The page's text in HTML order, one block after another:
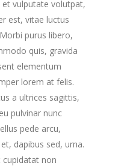
vulputate volutpat,
est, vitae luctus
purus libero,
quis, gravida
elementum
lorem at felis.
a ultrices sagittis,
pulvinar nunc
pede arcu,
dapibus sed, urna.
cupidatat non